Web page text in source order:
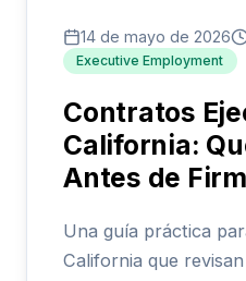
14 de mayo de 2026
Executive Employment
Contratos
California:
Antes de
Una guía práctica
California que